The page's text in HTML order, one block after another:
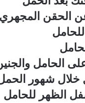
الحقن
الحامل
خلال شهور
الظهر للحامل